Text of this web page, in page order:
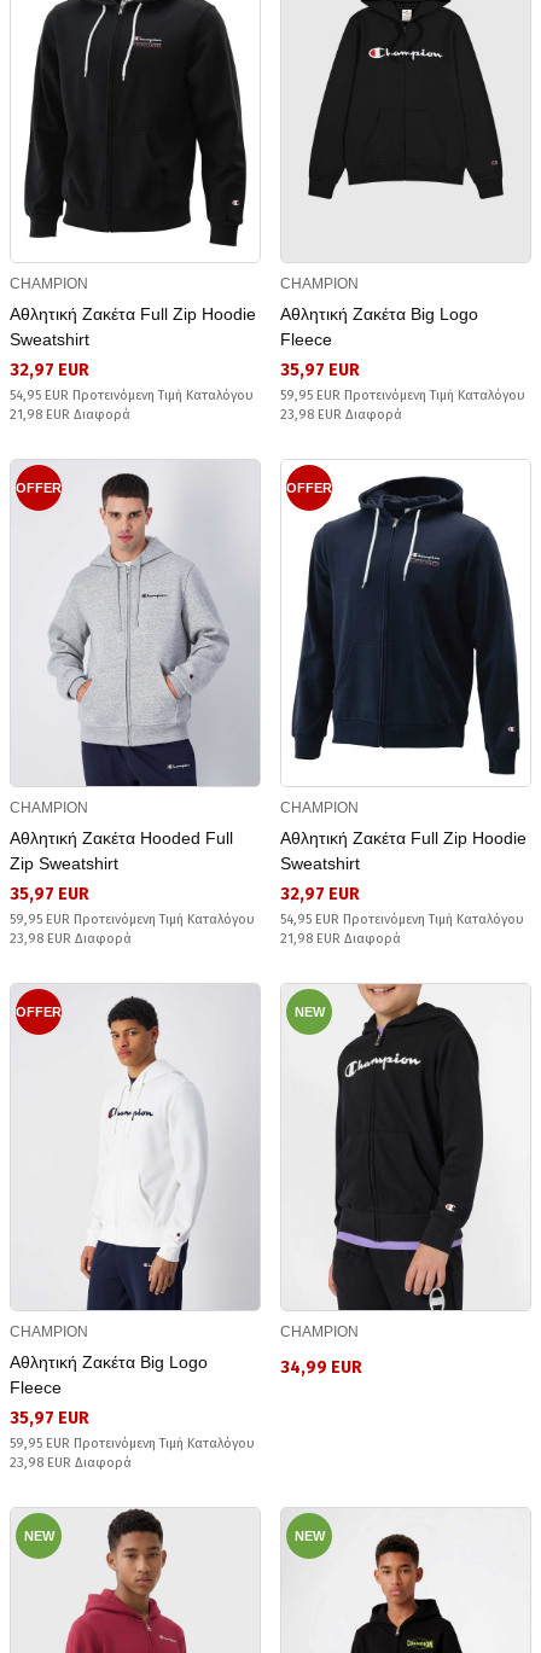
CHAMPION
Αθλητική Ζακέτα Full Zip Hoodie
Sweatshirt
32,97 EUR
54,95 EUR Προτεινόμενη Τιμή Καταλόγου
21,98 EUR Διαφορά
CHAMPION
Αθλητική Ζακέτα Big Logo
Fleece
35,97 EUR
59,95 EUR Προτεινόμενη Τιμή Καταλόγου
23,98 EUR Διαφορά
OFFER
CHAMPION
Αθλητική Ζακέτα Hooded Full
Zip Sweatshirt
35,97 EUR
59,95 EUR Προτεινόμενη Τιμή Καταλόγου
23,98 EUR Διαφορά
OFFER
CHAMPION
Αθλητική Ζακέτα Full Zip Hoodie
Sweatshirt
32,97 EUR
54,95 EUR Προτεινόμενη Τιμή Καταλόγου
21,98 EUR Διαφορά
OFFER
CHAMPION
Αθλητική Ζακέτα Big Logo
Fleece
35,97 EUR
59,95 EUR Προτεινόμενη Τιμή Καταλόγου
23,98 EUR Διαφορά
NEW
CHAMPION
34,99 EUR
NEW NEW